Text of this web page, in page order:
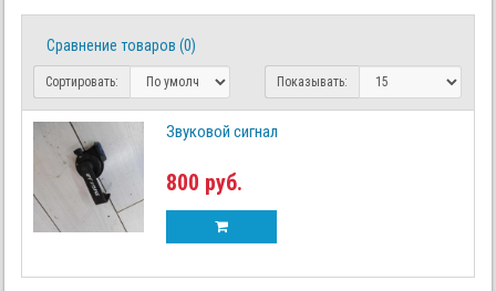
Сравнение товаров (0)
Сортировать: Показывать:
Звуковой сигнал
800 руб.